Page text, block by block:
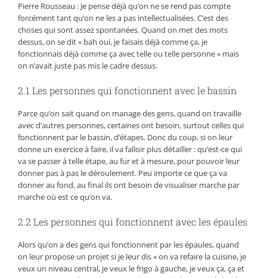
Pierre Rousseau : Je pense déjà qu’on ne se rend pas compte
forcément tant qu’on ne les a pas intellectualisées. C’est des
choses qui sont assez spontanées. Quand on met des mots
dessus, on se dit « bah oui, je faisais déjà comme ça, je
fonctionnais déjà comme ça avec telle ou telle personne » mais
on n’avait juste pas mis le cadre dessus.
2.1 Les personnes qui fonctionnent avec le bassin
Parce qu’on sait quand on manage des gens, quand on travaille
avec d’autres personnes, certaines ont besoin, surtout celles qui
fonctionnent par le bassin, d’étapes. Donc du coup, si on leur
donne un exercice à faire, il va falloir plus détailler : qu’est-ce qui
va se passer à telle étape, au fur et à mesure, pour pouvoir leur
donner pas à pas le déroulement. Peu importe ce que ça va
donner au fond, au final ils ont besoin de visualiser marche par
marche où est ce qu’on va.
2.2 Les personnes qui fonctionnent avec les épaules
Alors qu’on a des gens qui fonctionnent par les épaules, quand
on leur propose un projet si je leur dis « on va refaire la cuisine, je
veux un niveau central, je veux le frigo à gauche, je veux ça, ça et